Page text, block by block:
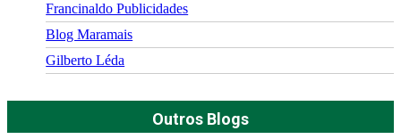
Francinaldo Publicidades
Blog Maramais
Gilberto Léda
Outros Blogs